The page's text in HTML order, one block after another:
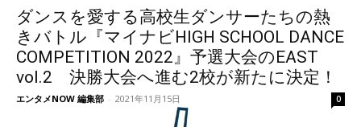
ダンスを愛する高校生ダンサーたちの熱
きバトル『マイナビHIGH SCHOOL DANCE
COMPETITION 2022』予選大会のEAST
vol.2 決勝大会へ進む2校が新たに決定！
エンタメNOW 編集部 - 2021年11月15日 0